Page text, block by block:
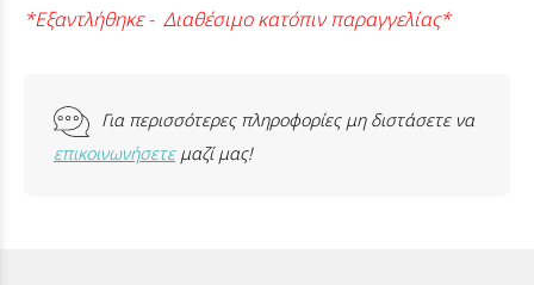
*Εξαντλήθηκε - Διαθέσιμο κατόπιν παραγγελίας*
Για περισσότερες πληροφορίες μη διστάσετε να
επικοινωνήσετεμαζί μας!